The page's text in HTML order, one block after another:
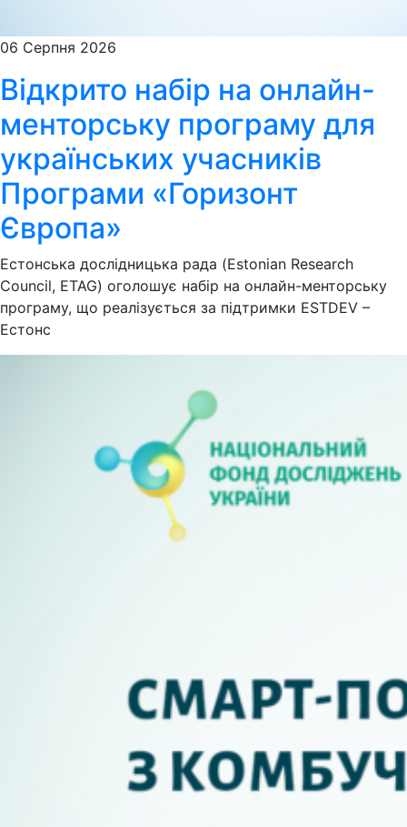
06 Серпня 2026
Відкрито набір на онлайн-
менторську програму для
українських учасників
Програми «Горизонт
Європа»
Естонська дослідницька рада (Estonian Research
Council, ETAG) оголошує набір на онлайн-менторську
програму, що реалізується за підтримки ESTDEV –
Естонс